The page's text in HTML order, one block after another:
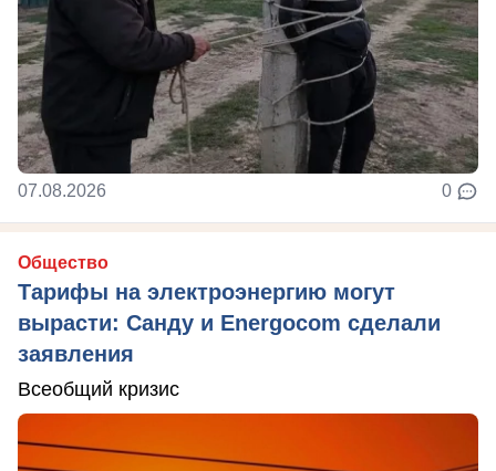
07.08.2026 0
Общество
Тарифы на электроэнергию могут
вырасти: Санду и Energocom сделали
заявления
Всеобщий кризис